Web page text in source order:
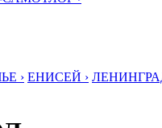
› ЕНИСЕЙ ›